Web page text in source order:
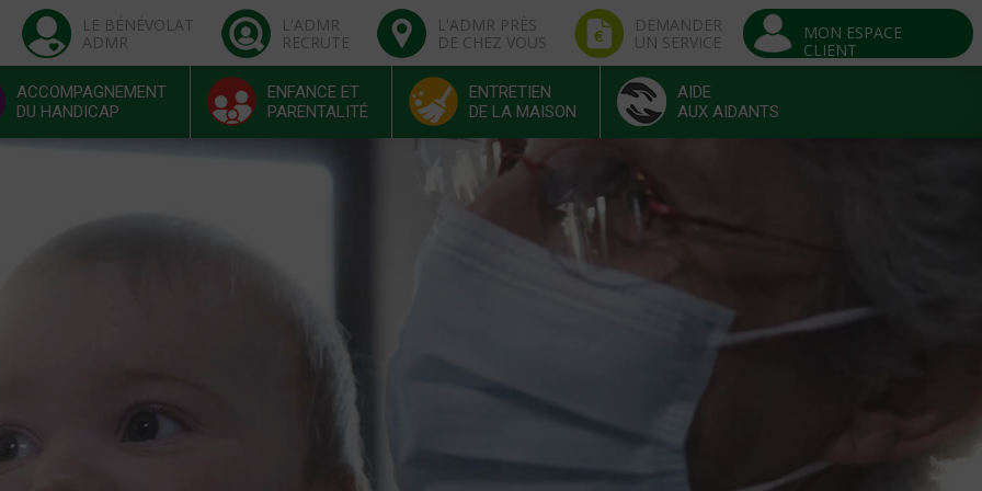
LE BÉNÉVOLAT
ADMR
L'ADMR
RECRUTE
L'ADMR PRÈS
DE CHEZ VOUS
DEMANDER
UN SERVICE
MON ESPACE
CLIENT
ACCOMPAGNEMENT
DU HANDICAP
ENFANCE ET
PARENTALITÉ
ENTRETIEN
DE LA MAISON
AIDE
AUX AIDANTS